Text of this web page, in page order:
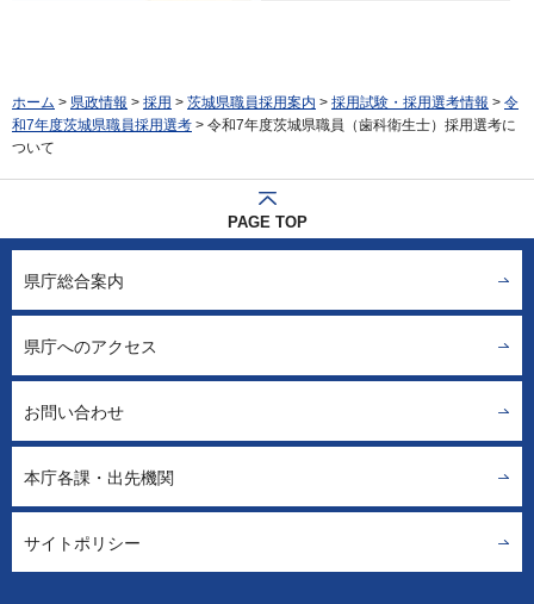
ホーム > 県政情報 > 採用 > 茨城県職員採用案内 > 採用試験・採用選考情報 > 令
和7年度茨城県職員採用選考 > 令和7年度茨城県職員（歯科衛生士）採用選考に
ついて
PAGE TOP
県庁総合案内
県庁へのアクセス
お問い合わせ
本庁各課・出先機関
サイトポリシー